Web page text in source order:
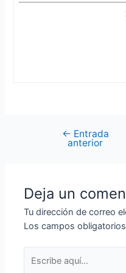
Navegación
← Entrada
anterior
Deja un
Tu dirección de correo
Los campos
aquí...